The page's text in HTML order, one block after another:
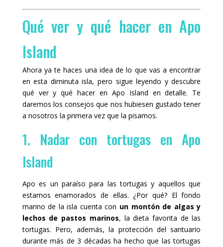
Qué ver y qué hacer en Apo
Island
Ahora ya te haces una idea de lo que vas a encontrar
en esta diminuta isla, pero sigue leyendo y descubre
qué ver y qué hacer en Apo Island en detalle. Te
daremos los consejos que nos hubiesen gustado tener
a nosotros la primera vez que la pisamos.
1. Nadar con tortugas en Apo
Island
Apo es un paraíso para las tortugas y aquellos que
estamos enamorados de ellas. ¿Por qué? El fondo
marino de la isla cuenta con un montón de algas y
lechos de pastos marinos, la dieta favorita de las
tortugas. Pero, además, la protección del santuario
durante más de 3 décadas ha hecho que las tortugas